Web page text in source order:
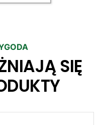
SIĘ